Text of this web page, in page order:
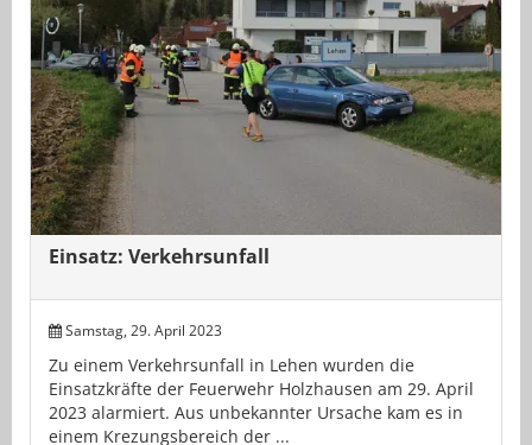
Einsatz: Verkehrsunfall
Samstag, 29. April 2023
Zu einem Verkehrsunfall in Lehen wurden die
Einsatzkräfte der Feuerwehr Holzhausen am 29. April
2023 alarmiert. Aus unbekannter Ursache kam es in
einem Krezungsbereich der ...